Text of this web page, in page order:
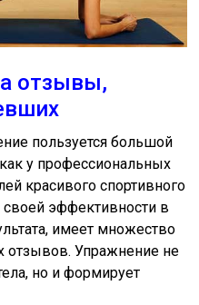
отзывы,
пользуется большой
у профессиональных
красивого спортивного
своей эффективности в
имеет множество
отзывов. Упражнение не
но и формирует